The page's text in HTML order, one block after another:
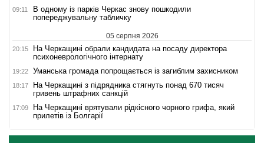
09:11
В одному із парків Черкас знову пошкодили
попереджувальну табличку
05 серпня 2026
20:15
На Черкащині обрали кандидата на посаду директора
психоневрологічного інтернату
19:22 Уманська громада попрощається із загиблим захисником
18:17
На Черкащині з підрядника стягнуть понад 670 тисяч
гривень штрафних санкцій
17:09
На Черкащині врятували рідкісного чорного грифа, який
прилетів із Болгарії